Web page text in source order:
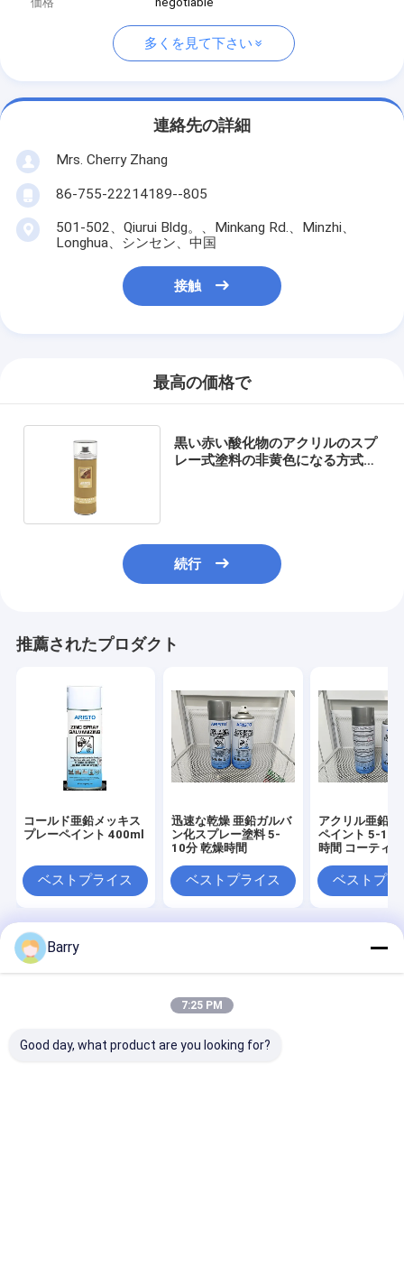
多くを見て下さい
連絡先の詳細
Mrs. Cherry Zhang
86-755-22214189--805
501-502、Qiurui Bldg。、Minkang Rd.、Minzhi、
Longhua、シンセン、中国
接触
最高の価格で
黒い赤い酸化物のアクリルのスプ
レー式塗料の非黄色になる方式の
続行
推薦されたプロダクト
コールド亜鉛メッキス
プレーペイント 400ml
ベストプライス
迅速な乾燥 亜鉛ガルバ
ン化スプレー塗料 5-
10分 乾燥時間
ベストプライス
アクリル亜鉛ス
ペイント 5-10
時間 コーティ
ベストプラ
生地のスプレー式塗料中国工場.Copyright © 2026 Aristo
Industries Corporation Limited. All Rights Reserved.
Barry
7:25 PM
Good day, what product are you looking for?